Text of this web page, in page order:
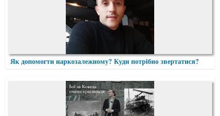
Як допомогти наркозалежному? Куди потрібно звертатися?